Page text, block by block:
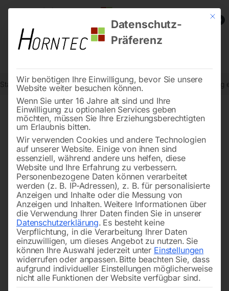
0
Start Stadtmobiliar Verkehrszeichen nach StVO Vorankündigung
Mit
Datenschutz-
Präferenz
Wir benötigen Ihre Einwilligung, bevor Sie unsere
Website weiter besuchen können.
Wenn Sie unter 16 Jahre alt sind und Ihre
Einwilligung zu optionalen Services geben
möchten, müssen Sie Ihre Erziehungsberechtigten
um Erlaubnis bitten.
Wir verwenden Cookies und andere Technologien
auf unserer Website. Einige von ihnen sind
essenziell, während andere uns helfen, diese
Website und Ihre Erfahrung zu verbessern.
Personenbezogene Daten können verarbeitet
werden (z. B. IP-Adressen), z. B. für personalisierte
Anzeigen und Inhalte oder die Messung von
Anzeigen und Inhalten. Weitere Informationen über
die Verwendung Ihrer Daten finden Sie in unserer
Datenschutzerklärung. Es besteht keine
Verpflichtung, in die Verarbeitung Ihrer Daten
einzuwilligen, um dieses Angebot zu nutzen. Sie
können Ihre Auswahl jederzeit unter Einstellungen
widerrufen oder anpassen. Bitte beachten Sie, dass
aufgrund individueller Einstellungen möglicherweise
nicht alle Funktionen der Website verfügbar sind.